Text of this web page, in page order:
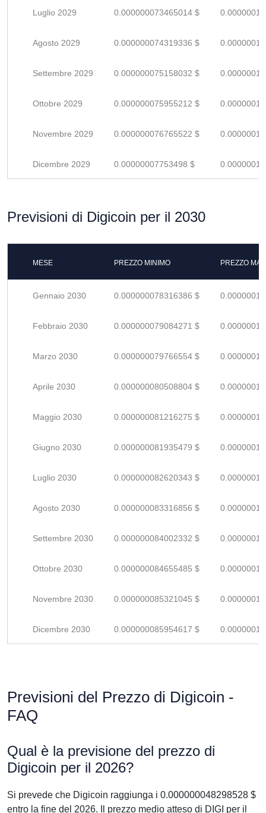
Luglio 2029 0.000000073465014 $
Agosto 2029 0.000000074319336 $
Settembre 2029 0.000000075158032 $
Ottobre 2029 0.000000075955212 $
Novembre 2029 0.000000076765522 $
Dicembre 2029 0.00000007753498 $
Previsioni di Digicoin per il 2030
MESE PREZZO MINIMO PREZZO
Gennaio 2030 0.000000078316386 $
Febbraio 2030 0.000000079084271 $
Marzo 2030 0.000000079766554 $
Aprile 2030 0.000000080508804 $
Maggio 2030 0.000000081216275 $
Giugno 2030 0.000000081935479 $
Luglio 2030 0.000000082620343 $
Agosto 2030 0.000000083316856 $
Settembre 2030 0.000000084002332 $
Ottobre 2030 0.000000084655485 $
Novembre 2030 0.000000085321045 $
Dicembre 2030 0.000000085954617 $
Previsioni del Prezzo di Digicoin -
FAQ
Qual è la previsione del prezzo di
Digicoin per il 2026?
Si prevede che Digicoin raggiunga i 0.000000048298528 $
entro la fine del 2026. Il prezzo medio atteso di DIGI per il